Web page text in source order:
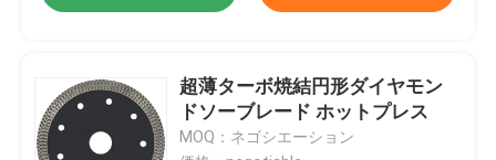
超薄ターボ焼結円形ダイヤモン
ドソーブレード ホットプレス
MOQ：ネゴシエーション